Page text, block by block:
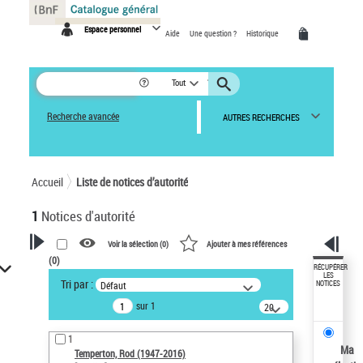
Espace personnel Aide Une question ? Historique
Tout
Recherche avancée AUTRES RECHERCHES
Accueil Liste de notices d’autorité
1 Notices d'autorité
VOTRE RECHERCHE
Recherche avancée dans les
notices d’autorité
Œuvres liées à l'auteur :
Temperton, Rod (1947-2016)
Voir la sélection (0) Ajouter à mes références
(0)
Tri par : Défaut
sur 1
20
résultats/page
1
Temperton, Rod (1947-2016)
RÉCUPÉRER
LES
NOTICES
Ma
Panneau de gestion des cookies